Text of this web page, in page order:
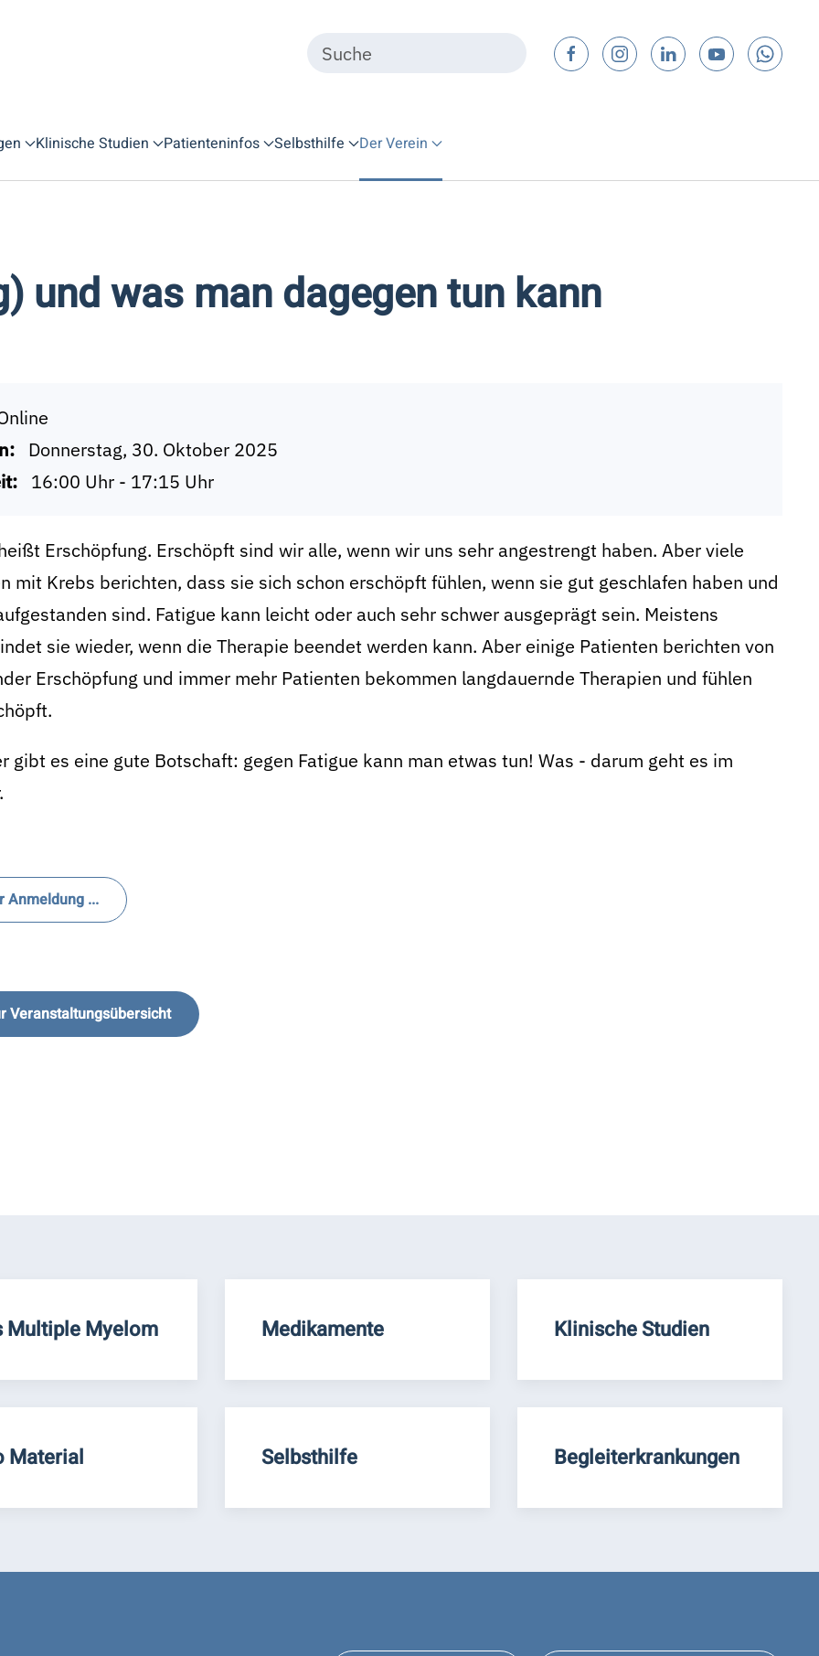
Klinische Studien Patienteninfos Selbsthilfe Der Verein
und was man dagegen tun kann
Donnerstag, 30. Oktober 2025
16:00 Uhr - 17:15 Uhr
Erschöpfung. Erschöpft sind wir alle, wenn wir uns sehr angestrengt haben. Aber viele
mit Krebs berichten, dass sie sich schon erschöpft fühlen, wenn sie gut geschlafen haben und
sind. Fatigue kann leicht oder auch sehr schwer ausgeprägt sein. Meistens
sie wieder, wenn die Therapie beendet werden kann. Aber einige Patienten berichten von
Erschöpfung und immer mehr Patienten bekommen langdauernde Therapien und fühlen
gibt es eine gute Botschaft: gegen Fatigue kann man etwas tun! Was - darum geht es im
Anmeldung ...
Veranstaltungsübersicht
Multiple Myelom Medikamente Klinische Studien
Material Selbsthilfe Begleiterkrankungen